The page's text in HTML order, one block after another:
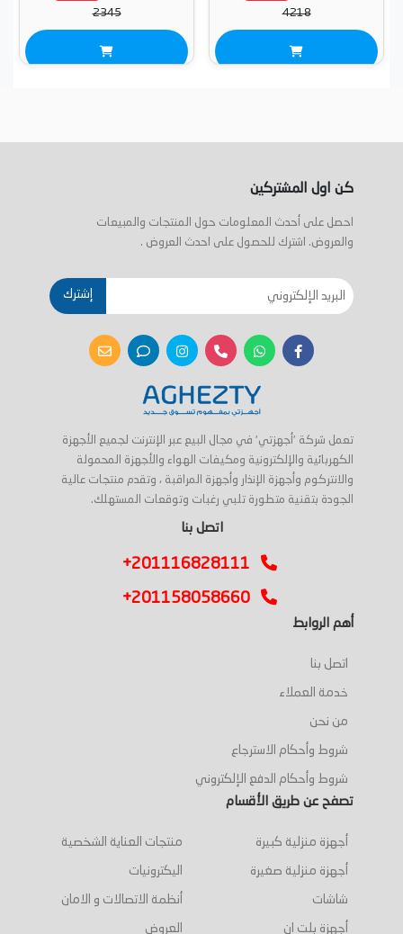
4218
2345
كن اول المشتركين
احصل على أحدث المعلومات حول المنتجات والمبيعات
والعروض. اشترك للحصول على احدث العروض .
إشترك
تعمل شركة 'أجهزتي' في مجال البيع عبر الإنترنت لجميع الأجهزة
الكهربائية والإلكترونية ومكيفات الهواء والأجهزة المحمولة
والانتركوم وأجهزة الإنذار وأجهزة المراقبة ، وتقدم منتجات عالية
الجودة بتقنية متطورة تلبي رغبات وتوقعات المستهلك.
اتصل بنا
+201116828111
+201158058660
أهم الروابط
اتصل بنا
خدمة العملاء
من نحن
شروط وأحكام الاسترجاع
شروط وأحكام الدفع الإلكتروني
تصفح عن طريق الأقسام
أجهزة منزلية كبيرة
أجهزة منزلية صغيرة
شاشات
أجهزة بلت ان
منتجات العناية الشخصية
اليكترونيات
أنظمة الاتصالات و الامان
العروض